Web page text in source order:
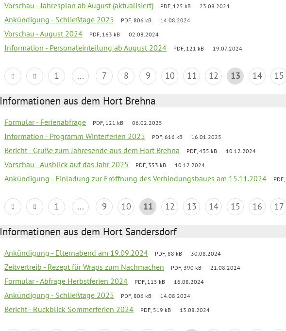
Vorschau - Jahresplan ab August (aktualisiert) PDF, 125 kB 23.08.2024
Ankündigung - Schließtage 2025 PDF, 806 kB 14.08.2024
Vorschau - August 2024 PDF, 163 kB 02.08.2024
Information - Personaleinteilung ab August 2024 PDF, 121 kB 19.07.2024
1 ... 7 8 9 10 11 12 13 14 15
Informationen aus dem Hort Brehna
Formular - Ferienabfrage PDF, 121 kB 06.02.2025
Information - Programm Winterferien 2025 PDF, 616 kB 16.01.2025
Bericht - Grüße zum Jahresende aus dem Hort Brehna PDF, 435 kB 10.12.2024
Vorschau - Ausblick auf das Jahr 2025 PDF, 353 kB 10.12.2024
Ankündigung - Einladung zur Eröffnung des Verbindungsbaues am 15.11.2024
1 ... 9 10 11 12 13 14 15 16 17
Informationen aus dem Hort Sandersdorf
Ankündigung - Elternabend am 19.09.2024 PDF, 88 kB 30.08.2024
Zeitvertreib - Rezept für Wraps zum Nachmachen PDF, 390 kB 21.08.2024
Formular - Abfrage Herbstferien 2024 PDF, 115 kB 16.08.2024
Ankündigung - Schließtage 2025 PDF, 806 kB 14.08.2024
Bericht - Rückblick Sommerferien 2024 PDF, 519 kB 13.08.2024